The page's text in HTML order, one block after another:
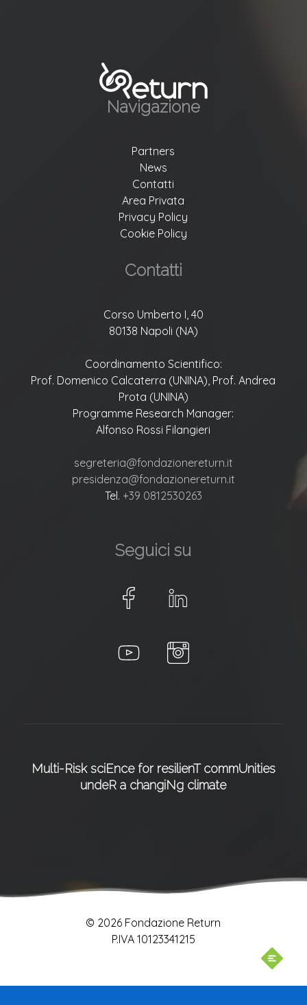
Navigazione
Partners
News
Contatti
Area Privata
Privacy Policy
Cookie Policy
Contatti
Corso Umberto I, 40
80138 Napoli (NA)
Coordinamento Scientifico:
Prof. Domenico Calcaterra (UNINA), Prof. Andrea
Prota (UNINA)
Programme Research Manager:
Alfonso Rossi Filangieri
segreteria@fondazionereturn.it
presidenza@fondazionereturn.it
Tel. +39 0812530263
Seguici su
Multi-Risk sciEnce for resilienT commUnities
undeR a changiNg climate
© 2026 Fondazione Return
P.IVA 10123341215